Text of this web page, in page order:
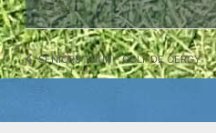
SENIORS TOUR – GOLF DE CERGY